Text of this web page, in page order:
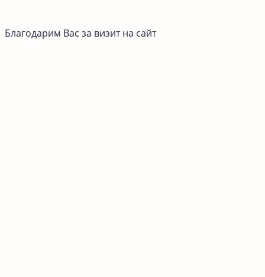
Благодарим Вас за визит на сайт